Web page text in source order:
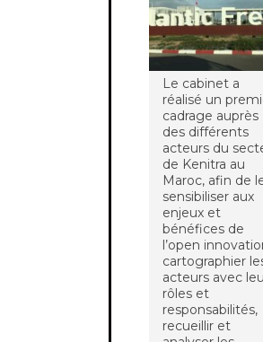
Le cabinet a
réalisé un
cadrage auprès
des différents
acteurs du
de Kenitra au
Maroc, afin de
sensibiliser aux
enjeux et
bénéfices de
l’open
cartographier
acteurs avec
rôles et
responsabilités,
recueillir et